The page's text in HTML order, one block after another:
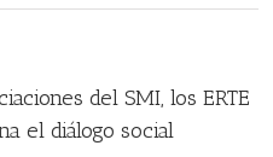
del SMI, los ERTE
el diálogo social